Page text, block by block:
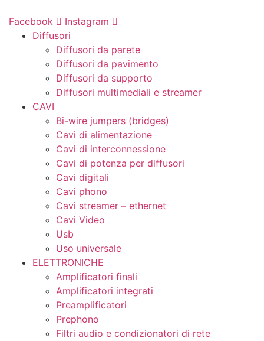
contenuto
Facebook
Instagram
Diffusori
Diffusori da parete
Diffusori da pavimento
Diffusori da supporto
Diffusori multimediali e streamer
CAVI
Bi-wire jumpers (bridges)
Cavi di alimentazione
Cavi di interconnessione
Cavi di potenza per diffusori
Cavi digitali
Cavi phono
Cavi streamer – ethernet
Cavi Video
Usb
Uso universale
ELETTRONICHE
Amplificatori finali
Amplificatori integrati
Preamplificatori
Prephono
Filtri audio e condizionatori di rete